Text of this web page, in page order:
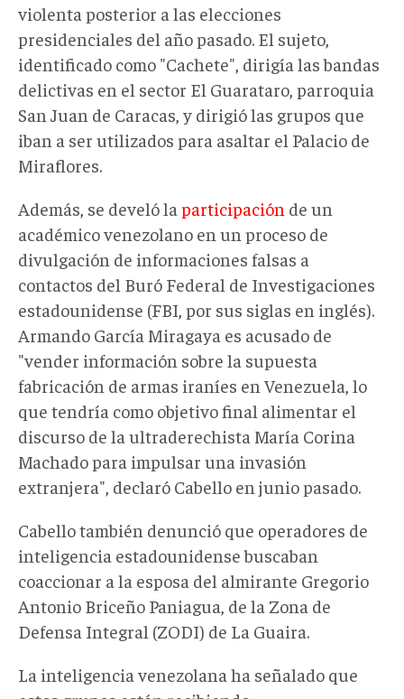
violenta posterior a las elecciones
presidenciales del año pasado. El sujeto,
identificado como "Cachete", dirigía las bandas
delictivas en el sector El Guarataro, parroquia
San Juan de Caracas, y dirigió las grupos que
iban a ser utilizados para asaltar el Palacio de
Miraflores.
Además, se develó la participación de un
académico venezolano en un proceso de
divulgación de informaciones falsas a
contactos del Buró Federal de Investigaciones
estadounidense (FBI, por sus siglas en inglés).
Armando García Miragaya es acusado de
"vender información sobre la supuesta
fabricación de armas iraníes en Venezuela, lo
que tendría como objetivo final alimentar el
discurso de la ultraderechista María Corina
Machado para impulsar una invasión
extranjera", declaró Cabello en junio pasado.
Cabello también denunció que operadores de
inteligencia estadounidense buscaban
coaccionar a la esposa del almirante Gregorio
Antonio Briceño Paniagua, de la Zona de
Defensa Integral (ZODI) de La Guaira.
La inteligencia venezolana ha señalado que